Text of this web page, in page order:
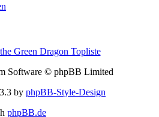
Software © phpBB Limited
by phpBB-Style-Design
phpBB.de